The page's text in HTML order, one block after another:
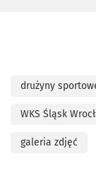
drużyny
WKS Śląsk
galeria zdjęć